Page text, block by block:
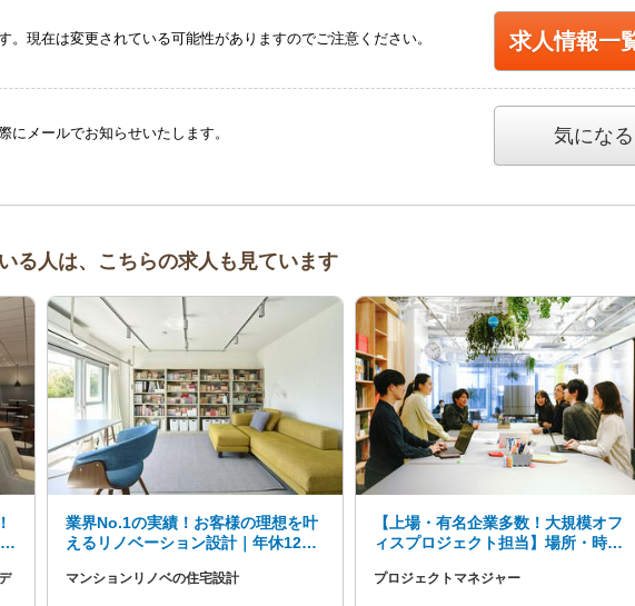
現在は変更されている可能性がありますのでご注意ください。 求人情報一
メールでお知らせいたします。 気になる
る人は、こちらの求人も見ています
業界No.1の実績！お客様の理想を叶
えるリノベーション設計｜年休120
パス
マンションリノベの住宅設計
【上場・有名企業多数！大規模オフ
ィスプロジェクト担当】場所・時間
トマネージャー募集◎20代～30代活
プロジェクトマネジャー